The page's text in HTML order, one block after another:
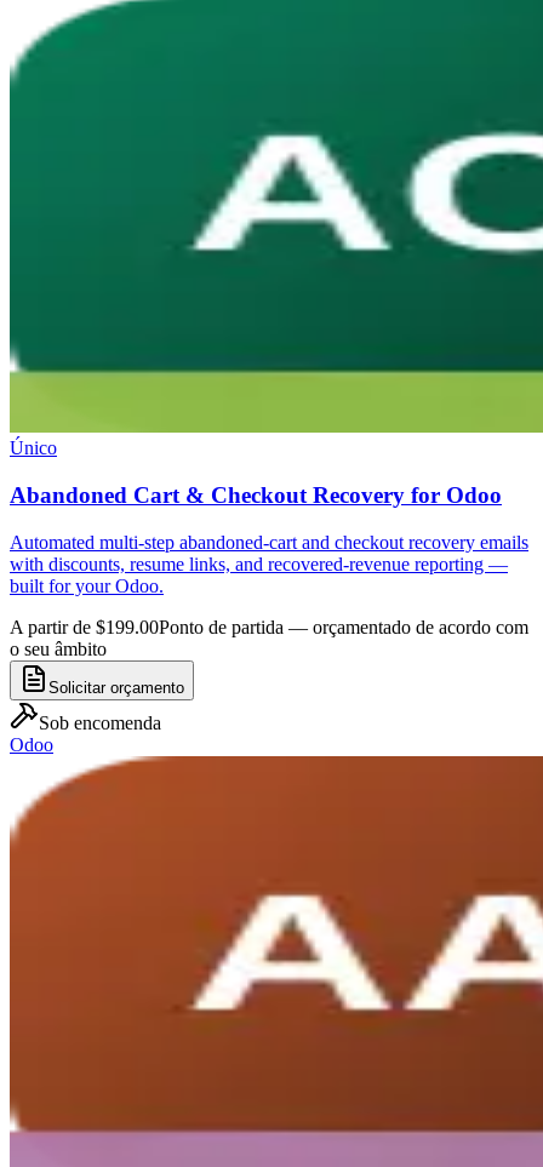
Único
Abandoned Cart & Checkout Recovery for Odoo
Automated multi-step abandoned-cart and checkout recovery emails
with discounts, resume links, and recovered-revenue reporting —
built for your Odoo.
A partir de $199.00Ponto de partida — orçamentado de acordo com
o seu âmbito
Solicitar orçamento
Sob encomenda
Odoo